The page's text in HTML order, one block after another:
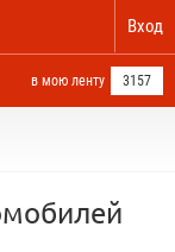
Вход
в мою ленту 3157